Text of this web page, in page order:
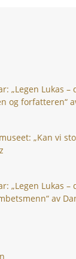
„Legen Lukas
og forfatteren“
„Kan vi
„Legen Lukas
av